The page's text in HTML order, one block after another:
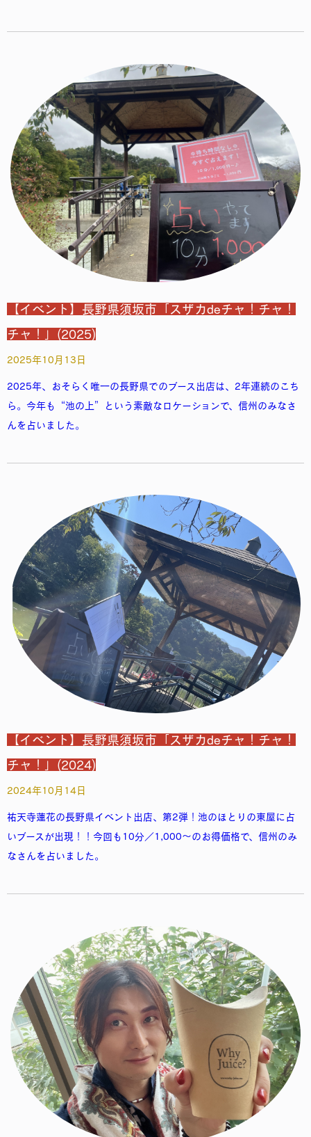
【イベント】長野県須坂市「スザカdeチャ！チャ！
チャ！」(2025)
2025年10月13日
2025年、おそらく唯一の長野県でのブース出店は、2年連続のこち
ら。今年も“池の上”という素敵なロケーションで、信州のみなさ
んを占いました。
【イベント】長野県須坂市「スザカdeチャ！チャ！
チャ！」(2024)
2024年10月14日
祐天寺蓮花の長野県イベント出店、第2弾！池のほとりの東屋に占
いブースが出現！！今回も10分／1,000～のお得価格で、信州のみ
なさんを占いました。